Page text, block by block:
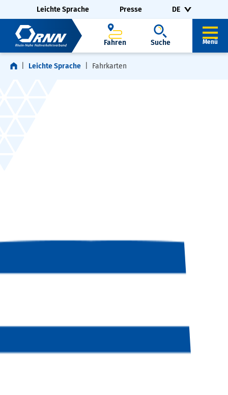
Navigation überspringen
Zur Fußzeile springen
Leichte Sprache Presse DE
Fahren Suche Menü
Leichte Sprache Fahrkarten